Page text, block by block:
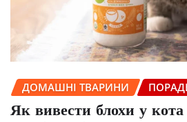
ДОМАШНІ ТВАРИНИ
Як вивести блохи у